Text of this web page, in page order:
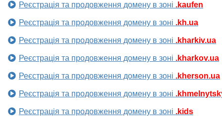
Реєстрація та продовження домену в зоні .kaufen
Реєстрація та продовження домену в зоні .kh.ua
Реєстрація та продовження домену в зоні .kharkiv.ua
Реєстрація та продовження домену в зоні .kharkov.ua
Реєстрація та продовження домену в зоні .kherson.ua
Реєстрація та продовження домену в зоні
Реєстрація та продовження домену в зоні .kids